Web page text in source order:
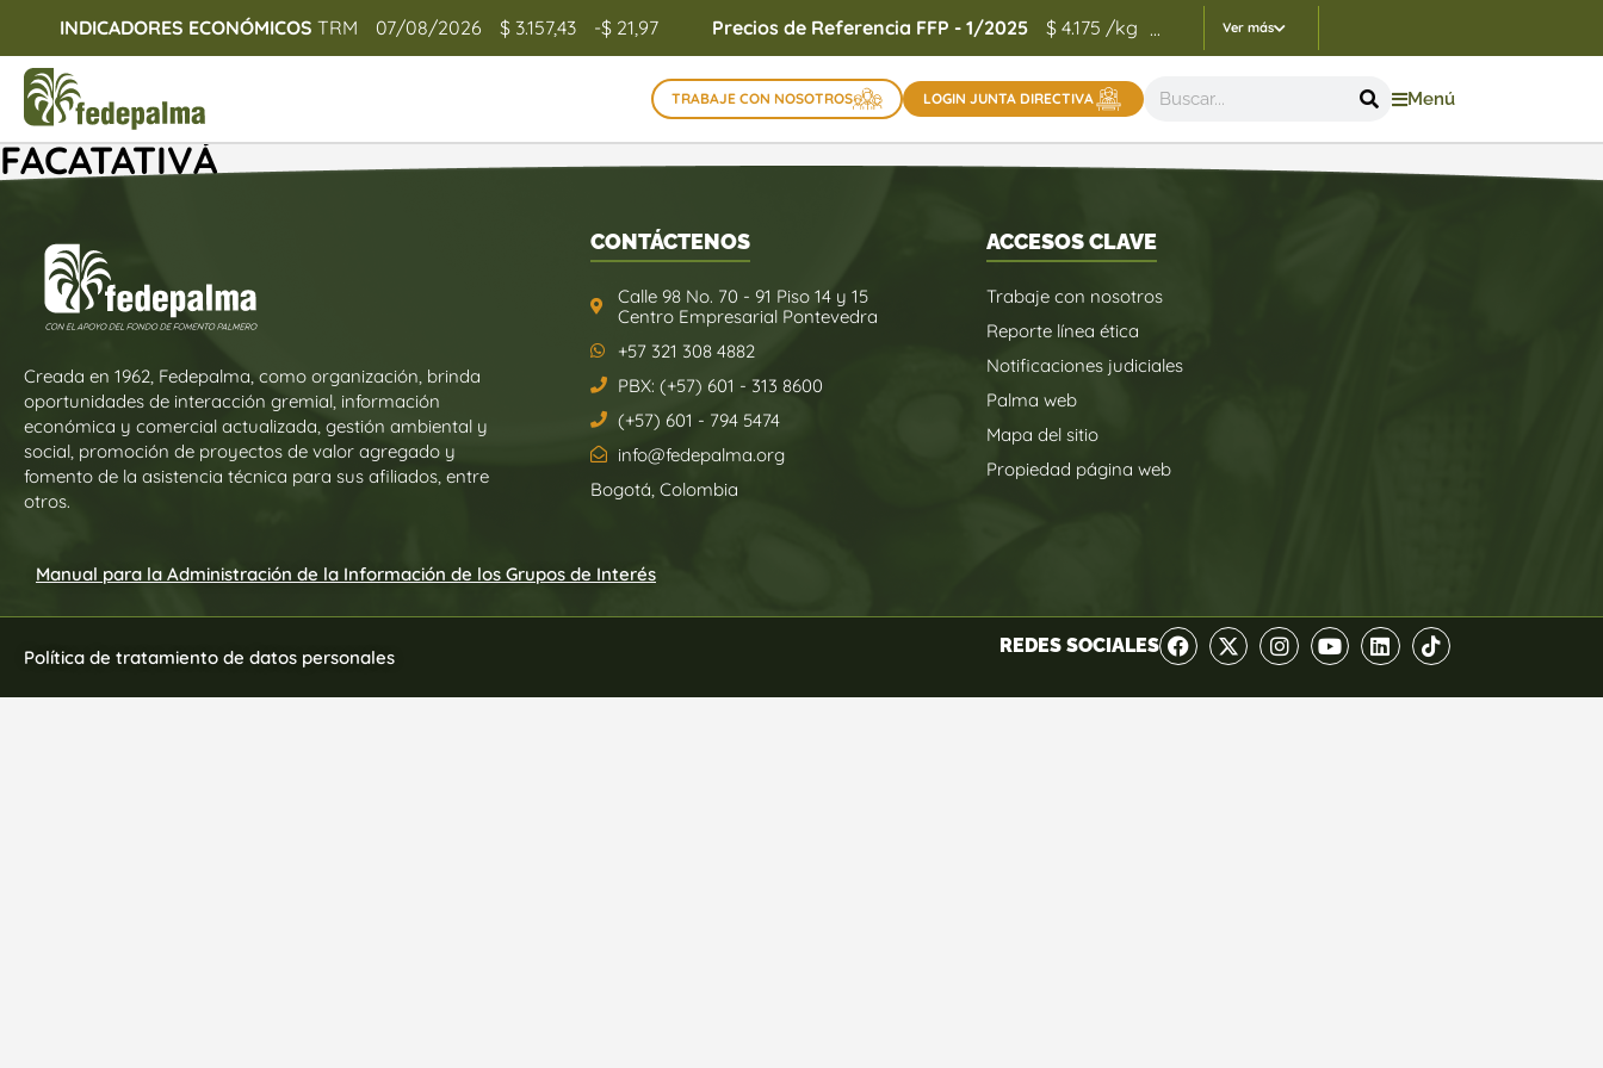
INDICADORES ECONÓMICOS TRM 07/08/2026 $ 3.157,43 -$ 21,97 Precios de Referencia FFP - 1/2025 $ 4.175 /kg Indicadores Precios de Referencia FEP - 05/
... Ver más
TRABAJE CON NOSOTROS LOGIN JUNTA DIRECTIVA Menú
FACATATIVÁ
Creada en 1962, Fedepalma, como organización, brinda
oportunidades de interacción gremial, información
económica y comercial actualizada, gestión ambiental y
social, promoción de proyectos de valor agregado y
fomento de la asistencia técnica para sus afiliados, entre
otros.
CONTÁCTENOS
Calle 98 No. 70 - 91 Piso 14 y 15
Centro Empresarial Pontevedra
+57 321 308 4882
PBX: (+57) 601 - 313 8600
(+57) 601 - 794 5474
info@fedepalma.org
Bogotá, Colombia
ACCESOS CLAVE
Trabaje con nosotros
Reporte línea ética
Notificaciones judiciales
Palma web
Mapa del sitio
Propiedad página web
Manual para la Administración de la Información de los Grupos de Interés
Política de tratamiento de datos personales
REDES SOCIALES